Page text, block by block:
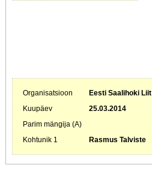
Organisatsioon Eesti Saalihoki Liit
Kuupäev
25.03.2014
Parim mängija (A)
Kohtunik 1
Rasmus Talviste